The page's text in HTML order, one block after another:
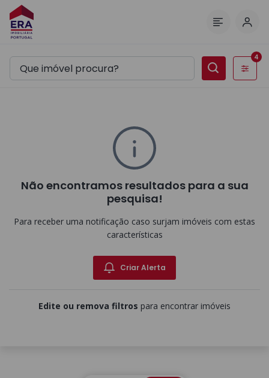
Filtros
4
Não encontramos resultados para a sua
pesquisa!
Para receber uma notificação caso surjam imóveis com estas
características
Criar Alerta
Edite ou remova filtros para encontrar imóveis